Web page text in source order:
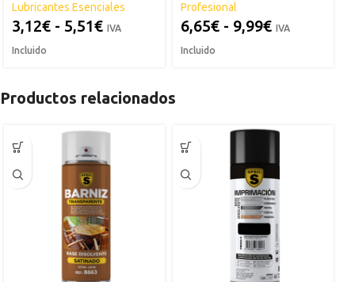
Lubricantes Esenciales
3,12€ - 5,51€ IVA
Incluido
Profesional
6,65€ - 9,99€ IVA
Incluido
Productos relacionados